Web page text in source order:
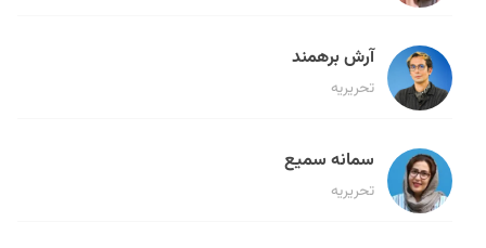
آرش برهمند
تحریریه
سمانه سمیع
تحریریه